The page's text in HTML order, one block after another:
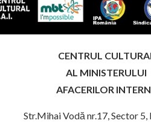
CENTRUL
AL MINISTERULUI
AFACERILOR
Str.Mihai Vodă nr.17, Sector